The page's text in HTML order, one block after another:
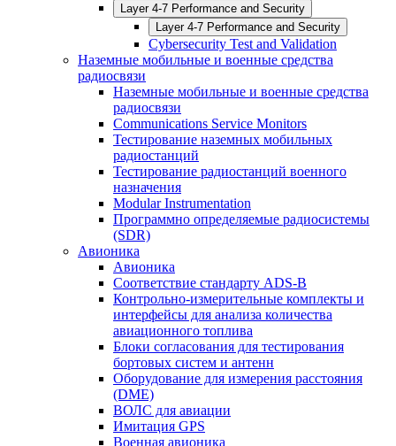
Layer 4-7 Performance and Security
Layer 4-7 Performance and Security
Cybersecurity Test and Validation
Наземные мобильные и военные средства
радиосвязи
Наземные мобильные и военные средства
радиосвязи
Communications Service Monitors
Тестирование наземных мобильных
радиостанций
Тестирование радиостанций военного
назначения
Modular Instrumentation
Программно определяемые радиосистемы
(SDR)
Авионика
Авионика
Соответствие стандарту ADS-B
Контрольно-измерительные комплекты и
интерфейсы для анализа количества
авиационного топлива
Блоки согласования для тестирования
бортовых систем и антенн
Оборудование для измерения расстояния
(DME)
ВОЛС для авиации
Имитация GPS
Военная авионика